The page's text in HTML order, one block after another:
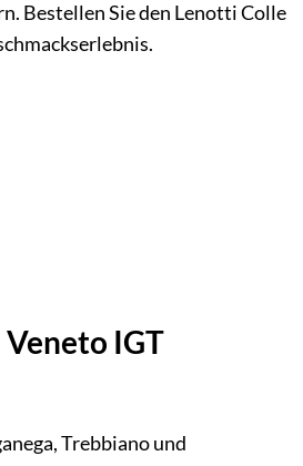
Bestellen Sie den Lenotti Colle
IGT
Trebbiano und